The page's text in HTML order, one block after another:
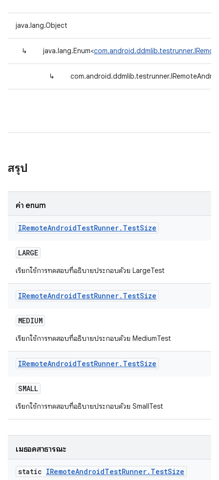
java.lang.Object
↳ java.lang.Enum<
↳
สรุป
ค่า enum
IRemoteAndroidTestRunner. TestSize
LARGE
เรียกใช้การทดสอบที่อธิบายประกอบด้วย LargeTest
IRemoteAndroidTestRunner. TestSize
MEDIUM
เรียกใช้การทดสอบที่อธิบายประกอบด้วย MediumTest
IRemoteAndroidTestRunner. TestSize
SMALL
เรียกใช้การทดสอบที่อธิบายประกอบด้วย SmallTest
เมธอดสาธารณะ
static IRemoteAndroidTestRunner. TestSize